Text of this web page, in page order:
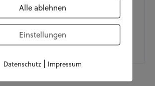
Ende… Schon länger ist bekannt, dass
Lerch den VfL Wolfsburg
Alle ablehnen
Einstellungen
Datenschutz| Impressum